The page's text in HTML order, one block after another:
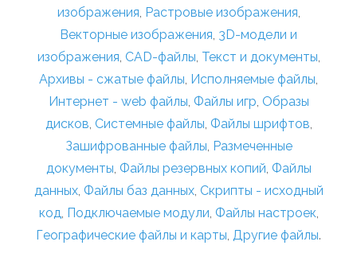
изображения, Растровые изображения,
Векторные изображения, 3D-модели и
изображения, CAD-файлы, Текст и документы,
Архивы - сжатые файлы, Исполняемые файлы,
Интернет - web файлы, Файлы игр, Образы
дисков, Системные файлы, Файлы шрифтов,
Зашифрованные файлы, Размеченные
документы, Файлы резервных копий, Файлы
данных, Файлы баз данных, Скрипты - исходный
код, Подключаемые модули, Файлы настроек,
Географические файлы и карты, Другие файлы.